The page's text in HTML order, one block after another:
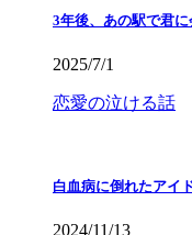
3年後、あの駅で君
2025/7/1
恋愛の泣ける話
白血病に倒れたア
2024/11/13